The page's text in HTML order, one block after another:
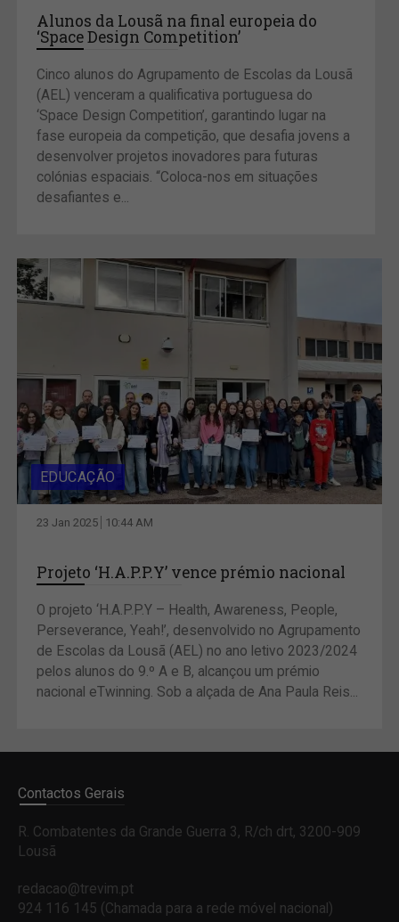
Alunos da Lousã na final europeia do
‘Space Design Competition’
Cinco alunos do Agrupamento de Escolas da Lousã
(AEL) venceram a qualificativa portuguesa do
‘Space Design Competition’, garantindo lugar na
fase europeia da competição, que desafia jovens a
desenvolver projetos inovadores para futuras
colónias espaciais. “Coloca-nos em situações
desafiantes e...
EDUCAÇÃO
23 Jan 2025 10:44 AM
Projeto ‘H.A.P.P.Y’ vence prémio nacional
O projeto ‘H.A.P.P.Y – Health, Awareness, People,
Perseverance, Yeah!’, desenvolvido no Agrupamento
de Escolas da Lousã (AEL) no ano letivo 2023/2024
pelos alunos do 9.º A e B, alcançou um prémio
nacional eTwinning. Sob a alçada de Ana Paula Reis...
Contactos Gerais
R. Combatentes da Grande Guerra 3, R/ch drt, 3200-909
Lousã
redacao@trevim.pt
924 116 145 (Chamada para a rede móvel nacional)